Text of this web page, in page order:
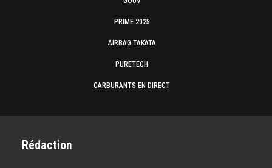
PRIME 2025
AIRBAG TAKATA
PURETECH
CARBURANTS EN DIRECT
Rédaction